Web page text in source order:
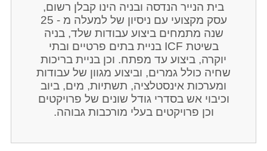
בית הנייר הנדסה ובניה הינו קבלן רשום,
עסק מקצועי עם ניסיון של למעלה מ - 25
שנה מתמחים ביצוע עבודות שלד, בניה
בשיטת ICF בניית בתים פרטיים ובתי
יוקרה, ביצוע עד מפתח. וכן בניית בריכות
שחיה כולל גמרים, וביצוע מגוון של עבודות
ומערכות אינסטלציה, תשתיות, מים, ביוב
וכיבוי אש בסדרי גודל שונים של פרויקטים
וכן פרויקטים בעלי מורכבות גבוהה.